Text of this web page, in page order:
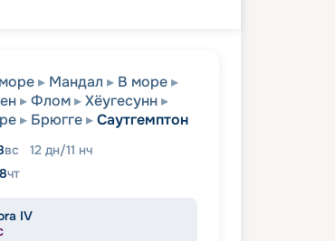
Мандал
В море
Флом
Хёугесунн
Брюгге Саутгемптон
вс 12 дн/11 нч
чт
IV